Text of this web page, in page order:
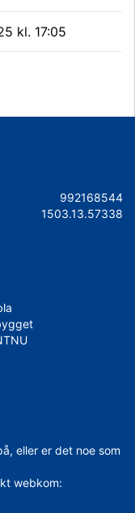
kl. 17:05
992168544
1503.13.57338
eller er det noe som
webkom: